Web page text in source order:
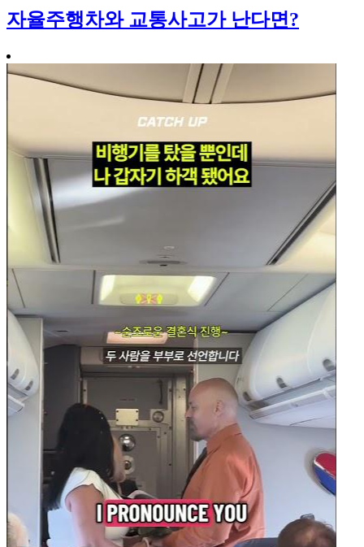
자율주행차와 교통사고가 난다면?